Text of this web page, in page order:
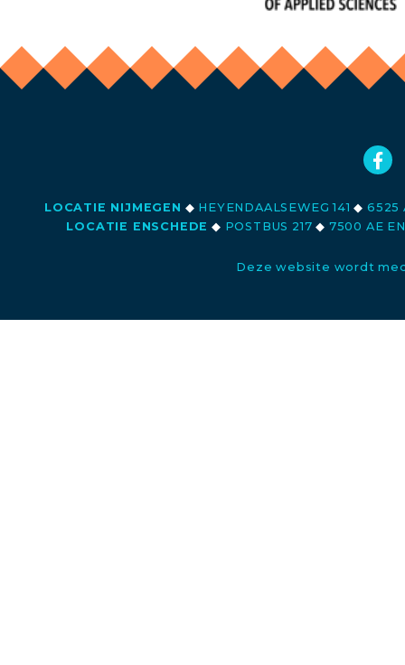
LOCATIE NIJMEGEN ◆ HEYENDAALSEWEG 141◆ 6525
LOCATIE ENSCHEDE ◆ POSTBUS 217◆ 7500 AE
Deze website wordt